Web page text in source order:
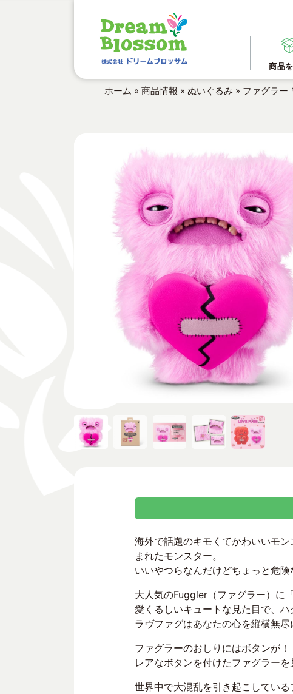
商品
ホーム » 商品情報 » ぬいぐるみ » ファグラー
海外で話題のキモくてかわいいモ
まれたモンスター。
いいやつらなんだけどちょっと危
大人気のFuggler（ファグラー）に
愛くるしいキュートな見た目で、
ラヴファグはあなたの心を縦横無
ファグラーのおしりにはボタンが！
レアなボタンを付けたファグラーを
世界中で大混乱を引き起こしている